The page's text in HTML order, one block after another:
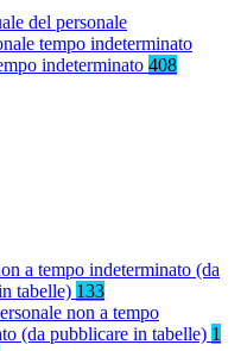
del personale
tempo indeterminato
indeterminato 408
a tempo indeterminato (da
tabelle) 133
non a tempo
(da pubblicare in tabelle) 1